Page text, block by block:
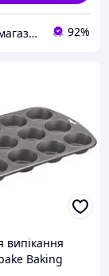
Інтернет магазин "pro100market" 92%
випікання
Baking